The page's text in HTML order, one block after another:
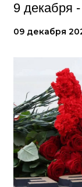
9 декабря
09 декабря